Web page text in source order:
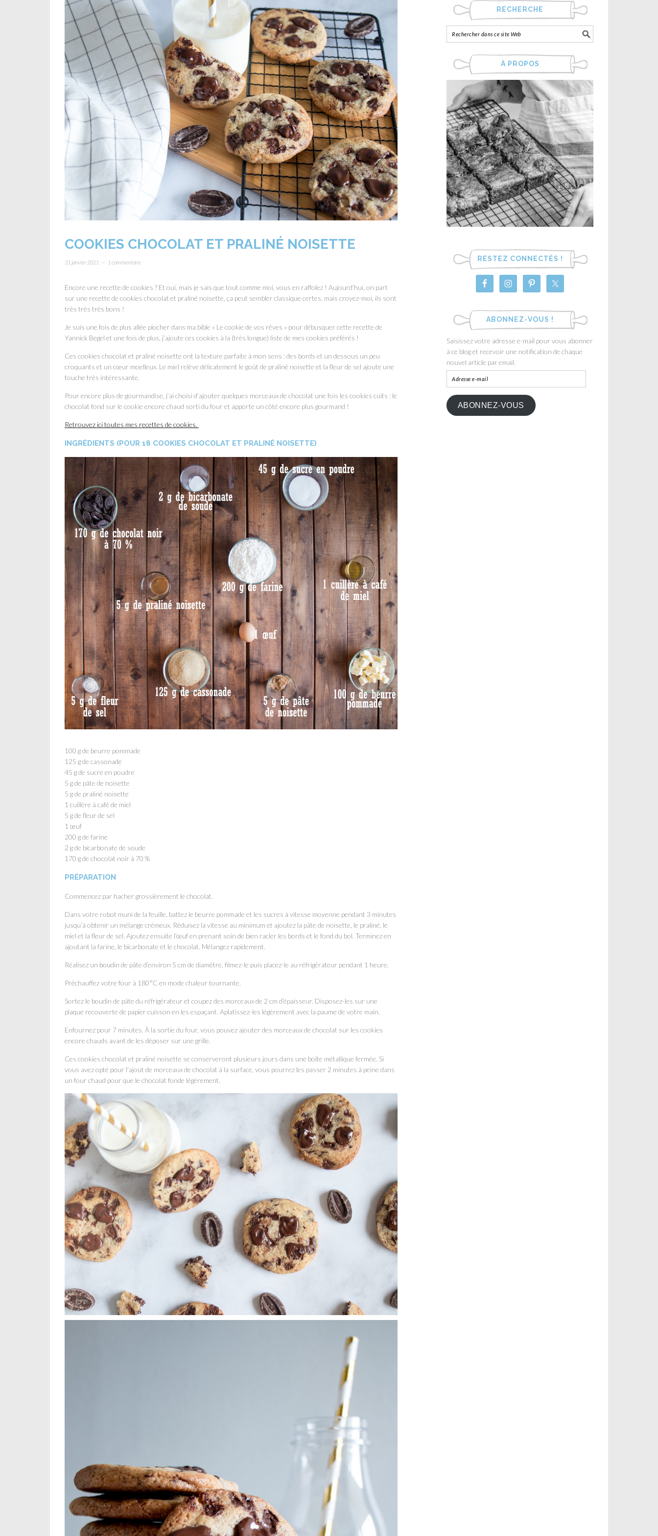
COOKIES CHOCOLAT ET PRALINÉ NOISETTE
31 janvier 2021 1 commentaire
Encore une recette de cookies ? Et oui, mais je sais que tout comme moi, vous en raffolez ! Aujourd’hui, on part
sur une recette de cookies chocolat et praliné noisette, ça peut sembler classique certes, mais croyez-moi, ils sont
très très très bons !
Je suis une fois de plus allée piocher dans ma bible « Le cookie de vos rêves » pour débusquer cette recette de
Yannick Begel et une fois de plus, j’ajoute ces cookies à la (très longue) liste de mes cookies préférés !
Ces cookies chocolat et praliné noisette ont la texture parfaite à mon sens : des bords et un dessous un peu
croquants et un cœur moelleux. Le miel relève délicatement le goût de praliné noisette et la fleur de sel ajoute une
touche très intéressante.
Pour encore plus de gourmandise, j’ai choisi d’ajouter quelques morceaux de chocolat une fois les cookies cuits : le
chocolat fond sur le cookie encore chaud sorti du four et apporte un côté encore plus gourmand !
Retrouvez ici toutes mes recettes de cookies.
INGRÉDIENTS (POUR 18 COOKIES CHOCOLAT ET PRALINÉ NOISETTE)
100 g de beurre pommade
125 g de cassonade
45 g de sucre en poudre
5 g de pâte de noisette
5 g de praliné noisette
1 cuillère à café de miel
5 g de fleur de sel
1 œuf
200 g de farine
2 g de bicarbonate de soude
170 g de chocolat noir à 70 %
PRÉPARATION
Commencez par hacher grossièrement le chocolat.
Dans votre robot muni de la feuille, battez le beurre pommade et les sucres à vitesse moyenne pendant 3 minutes
jusqu’à obtenir un mélange crémeux. Réduisez la vitesse au minimum et ajoutez la pâte de noisette, le praliné, le
miel et la fleur de sel. Ajoutez ensuite l’œuf en prenant soin de bien racler les bords et le fond du bol. Terminez en
ajoutant la farine, le bicarbonate et le chocolat. Mélangez rapidement.
Réalisez un boudin de pâte d’environ 5 cm de diamètre, filmez-le puis placez-le au réfrigérateur pendant 1 heure.
Préchauffez votre four à 180°C en mode chaleur tournante.
Sortez le boudin de pâte du réfrigérateur et coupez des morceaux de 2 cm d’épaisseur. Disposez-les sur une
plaque recouverte de papier cuisson en les espaçant. Aplatissez-les légèrement avec la paume de votre main.
Enfournez pour 7 minutes. À la sortie du four, vous pouvez ajouter des morceaux de chocolat sur les cookies
encore chauds avant de les déposer sur une grille.
Ces cookies chocolat et praliné noisette se conserveront plusieurs jours dans une boîte métallique fermée. Si
vous avez opté pour l’ajout de morceaux de chocolat à la surface, vous pourrez les passer 2 minutes à peine dans
un four chaud pour que le chocolat fonde légèrement.
RECHERCHE
À PROPOS
RESTEZ CONNECTÉS !
ABONNEZ-VOUS !
Saisissez votre adresse e-mail pour vous abonner
à ce blog et recevoir une notification de chaque
nouvel article par email.
ABONNEZ-VOUS